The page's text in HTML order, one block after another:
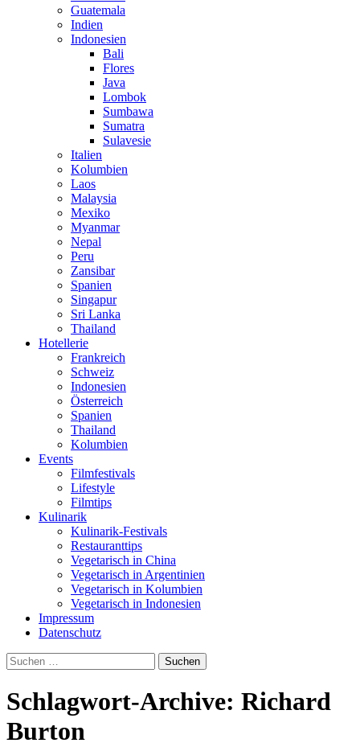
Guatemala
Indien
Indonesien
Bali
Flores
Java
Lombok
Sumbawa
Sumatra
Sulavesie
Italien
Kolumbien
Laos
Malaysia
Mexiko
Myanmar
Nepal
Peru
Zansibar
Spanien
Singapur
Sri Lanka
Thailand
Hotellerie
Frankreich
Schweiz
Indonesien
Österreich
Spanien
Thailand
Kolumbien
Events
Filmfestivals
Lifestyle
Filmtips
Kulinarik
Kulinarik-Festivals
Restauranttips
Vegetarisch in China
Vegetarisch in Argentinien
Vegetarisch in Kolumbien
Vegetarisch in Indonesien
Impressum
Datenschutz
Suchen
nach:
Schlagwort-Archive: Richard
Burton